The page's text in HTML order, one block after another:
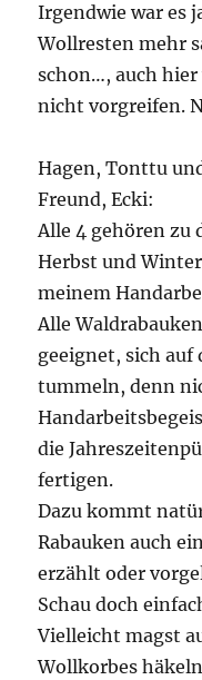
Irgendwie war es
Wollresten mehr
schon…, auch hier
nicht vorgreifen.
Hagen, Tonttu
Freund, Ecki:
Alle 4 gehören zu
Herbst und
meinem
Alle
geeignet, sich auf
tummeln, denn
die
fertigen.
Dazu kommt
Rabauken auch
erzählt oder
Schau doch
Vielleicht magst
Wollkorbes